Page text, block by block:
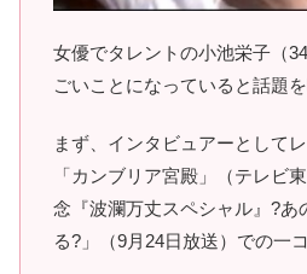
女優でタレントの小池栄子（
ごいことになっていると話題を
まず、インタビュアーとして
「カンブリア宮殿」（テレビ
念『波瀾万丈スペシャル』?あ
る?」（9月24日放送）での一コ